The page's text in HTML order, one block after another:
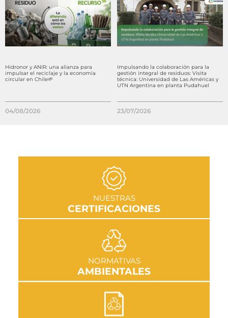
Hidronor y ANIR: una alianza para
impulsar el reciclaje y la economía
circular en Chile🌱
04/08/2026
Impulsando la colaboración para la
gestión integral de residuos: Visita
técnica: Universidad de Las Américas y
UTN Argentina en planta Pudahuel
23/07/2026
NUESTRAS
CERTIFICACIONES
IR A SECCIÓN
NORMATIVAS
AMBIENTALES
IR A SECCIÓN
IR A SECCIÓN